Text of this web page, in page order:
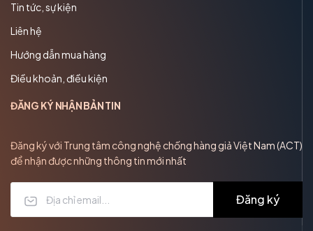
Tin tức, sự kiện
Liên hệ
Hướng dẫn mua hàng
Điều khoản, điều kiện
ĐĂNG KÝ NHẬN BẢN TIN
Đăng ký với Trung tâm công nghệ chống hàng giả Việt Nam (ACT)
để nhận được những thông tin mới nhất
Đăng ký